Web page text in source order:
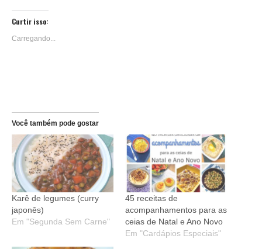
Reddit(abre
em
janela)
Curtir isso:
Carregando...
Você também pode gostar
Karê de legumes (curry
japonês)
Em "Segunda Sem Carne"
45 receitas de
acompanhamentos para as
ceias de Natal e Ano Novo
Em "Cardápios Especiais"